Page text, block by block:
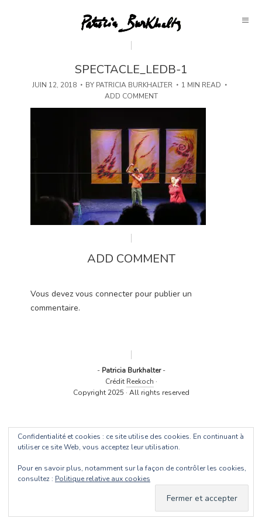
SPECTACLE_LEDB-1
JUIN 12, 2018 BY PATRICIA BURKHALTER
1 MIN READ
ADD COMMENT
ADD COMMENT
Vous devez vous connecterpour publier un
commentaire.
- Patricia Burkhalter-
Crédit Reekoch ·
Copyright 2025 · All rights reserved
Confidentialité et cookies : ce site utilise des cookies. En continuant à
utiliser ce site Web, vous acceptez leur utilisation.
Pour en savoir plus, notamment sur la façon de contrôler les cookies,
consultez : Politique relative aux cookies